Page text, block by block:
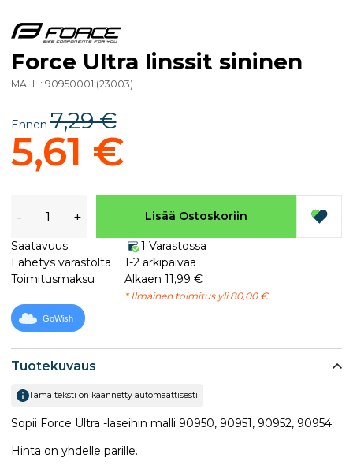
Tuotekuvaus
Tämä teksti on käännetty automaattisesti
Sopii Force Ultra -laseihin malli 90950, 90951, 90952, 90954.
Hinta on yhdelle parille.
Force Ultra linssit sininen
MALLI: 90950001 (23003)
Ennen 7,29 €
5,61 €
- + Lisää Ostoskoriin
Saatavuus
1 Varastossa
Lähetys varastolta
1-2 arkipäivää
Toimitusmaksu
Alkaen 11,99 €
* Ilmainen toimitus yli 80,00 €
GoWish